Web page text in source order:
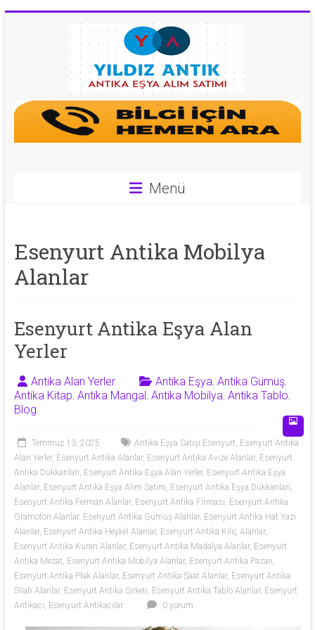
Antika
Eşya
0
543
53
50
Antika
eşya
alan
yerler
olarak
antika
tablo,
antika
plak,
antika
mobilya,
antika
silah,
antika
Menü
Esenyurt Antika Mobilya
Alanlar
Esenyurt Antika Eşya Alan
Yerler
Antika Alan Yerler Antika Eşya, Antika Gümüş,
Antika Kitap, Antika Mangal, Antika Mobilya, Antika Tablo,
Blog
Temmuz 13, 2025 Antika Eşya Satışı Esenyurt Esenyurt Antika
Alan Yerler, Esenyurt Antika Alanlar, Esenyurt Antika Avize Alanlar, Esenyurt
Antika Dükkanları Esenyurt Antika Eşya Alan Yerler, Esenyurt Antika Eşya
Alanlar, Esenyurt Antika Eşya Alım Satım Esenyurt Antika Eşya Dükkanları
Esenyurt Antika Ferman Alanlar, Esenyurt Antika Firması Esenyurt Antika
Gramofon Alanlar, Esenyurt Antika Gümüş Alanlar, Esenyurt Antika Hat Yazı
Alanlar, Esenyurt Antika Heykel Alanlar, Esenyurt Antika Kılıç Alanlar,
Esenyurt Antika Kuran Alanlar, Esenyurt Antika Madalya Alanlar, Esenyurt
Antika Mezat Esenyurt Antika Mobilya Alanlar, Esenyurt Antika Pazarı
Esenyurt Antika Plak Alanlar, Esenyurt Antika Saat Alanlar, Esenyurt Antika
Silah Alanlar, Esenyurt Antika Şirketi Esenyurt Antika Tablo Alanlar, Esenyurt
Antikacı Esenyurt Antikacılar 0 yorum